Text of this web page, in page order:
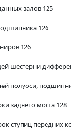
валов 125
126
126
шестерни
полуоси,
заднего моста 128
ступиц передних